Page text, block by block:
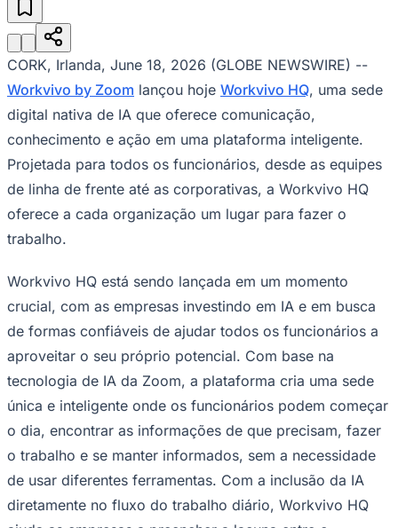
EsperançaJardim Graziela
JulioJardim Líbano
MutingaJardim Paraíso Jardim Paulista
Jardim São
LuísJardim São PedroJardim São SilvestreJardim SilveiraJardim
TupãJardim TupanciMutingaNova AldeinhaOsascoParque dos
Parque Imperial Parque Santa Luzia Parque Viana
do Bom JesusRecanto PhrynéaSantana de
ParnaíbaSilveiraTamboréVale do Sol Vila BarrosVila Boa Vista
do Conde
Vila Engenho Novo Vila Márcia Vila Nossa Sra. da
EscadaVila PortoVotupoca
Para Sua Empresa
Anuncie no Portal
Divulgar Vagas
Negócios Regionais
Turismo
Segurança Regional
Hospitais Estaduais
Parques & Represas
Cidades da Região
Santana de ParnaíbaOsascoCarapicuíbaJandiraItapeviCotiaPirapora
do Bom Jesus
Araçariguama Cajamar Caieiras
Franco da
RochaFrancisco MoratoTaboão da SerraEmbu das ArtesSão Roque
Para Sua Empresa
Anuncie Regional
Vagas na RegiãoNovo
CORK, Irlanda, June 18, 2026 (GLOBE NEWSWIRE) --
Workvivo by Zoom lançou hoje Workvivo HQ, uma sede
digital nativa de IA que oferece comunicação,
conhecimento e ação em uma plataforma inteligente.
Projetada para todos os funcionários, desde as equipes
de linha de frente até as corporativas, a Workvivo HQ
oferece a cada organização um lugar para fazer o
trabalho.
Workvivo HQ está sendo lançada em um momento
crucial, com as empresas investindo em IA e em busca
de formas confiáveis de ajudar todos os funcionários a
aproveitar o seu próprio potencial. Com base na
tecnologia de IA da Zoom, a plataforma cria uma sede
única e inteligente onde os funcionários podem começar
o dia, encontrar as informações de que precisam, fazer
o trabalho e se manter informados, sem a necessidade
de usar diferentes ferramentas. Com a inclusão da IA
diretamente no fluxo do trabalho diário, Workvivo HQ